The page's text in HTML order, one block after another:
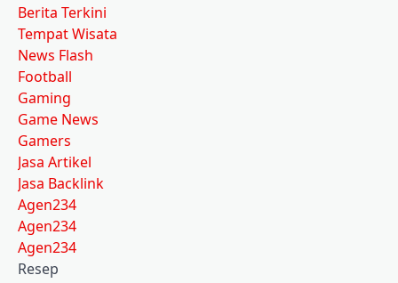
Berita Terkini
Tempat Wisata
News Flash
Football
Gaming
Game News
Gamers
Jasa Artikel
Jasa Backlink
Agen234
Agen234
Agen234
Resep